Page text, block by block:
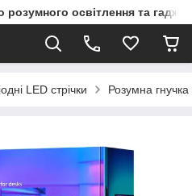
розумного освітлення та
LED стрічки Розумна